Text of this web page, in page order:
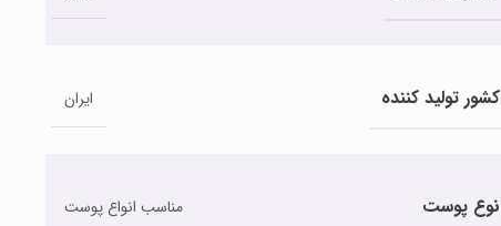
کشور تولید کننده ایران
نوع پوست مناسب انواع پوست